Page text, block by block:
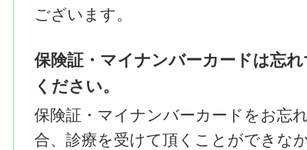
ございます。
保険証・マイナンバーカードは忘
ください。
保険証・マイナンバーカードをお忘
合、診療を受けて頂くことができな